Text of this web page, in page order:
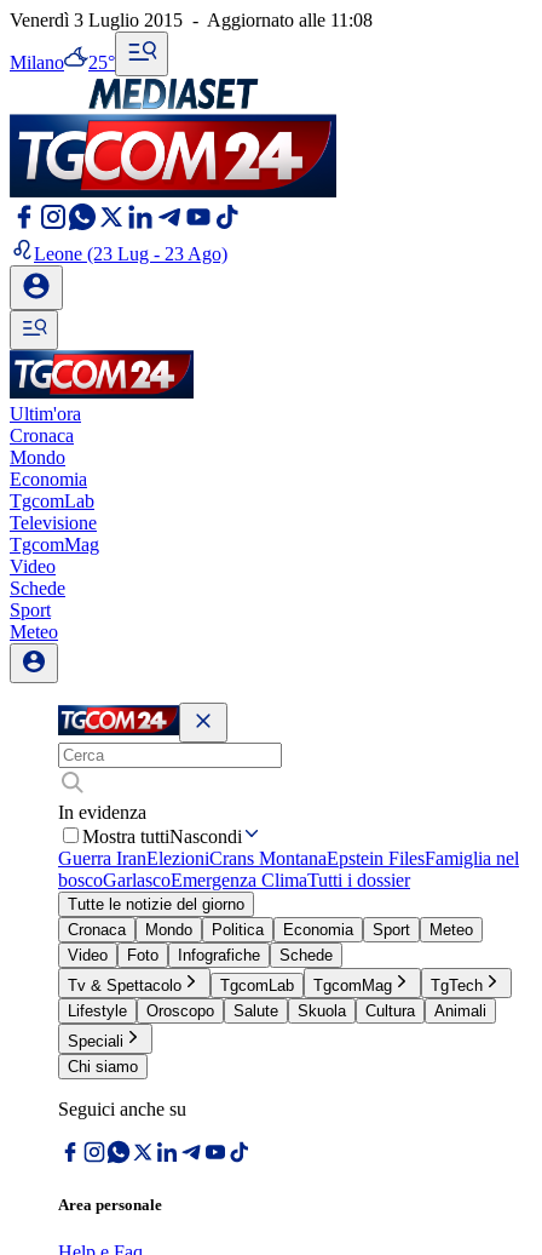
Venerdì 3 Luglio 2015 - Aggiornato alle 11:08
Milano 25°
Leone (23 Lug - 23 Ago)
Ultim'ora
Cronaca
Mondo
Economia
TgcomLab
Televisione
TgcomMag
Video
Schede
Sport
Meteo
In evidenza
Mostra tuttiNascondi
Guerra IranElezioniCrans MontanaEpstein FilesFamiglia nel
boscoGarlascoEmergenza ClimaTutti i dossier
Tutte le notizie del giorno
Cronaca
Mondo Politica Economia Sport
Meteo
Video
Foto Infografiche
Schede
Tv & Spettacolo
TgcomLab TgcomMag
TgTech
Lifestyle
Oroscopo Salute Skuola Cultura
Animali
Speciali
Chi siamo
Seguici anche su
Area personale